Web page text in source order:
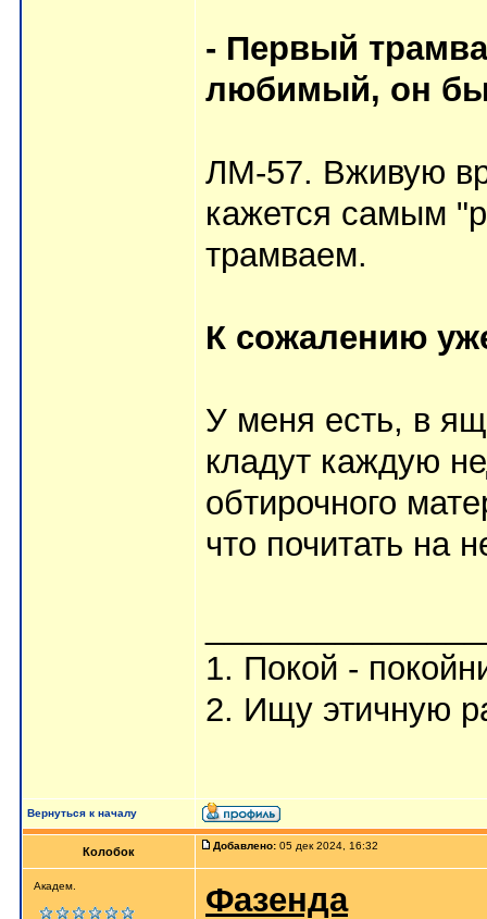
- Первый
любимый, он
ЛМ-57. Вживую
кажется самым
трамваем.
К сожалению
У меня есть, в
кладут каждую
обтирочного
что почитать на
1. Покой -
2. Ищу этичную
Вернуться к началу
Колобок Добавлено: 05 дек 2024, 16:32
Академ.
Фазенда